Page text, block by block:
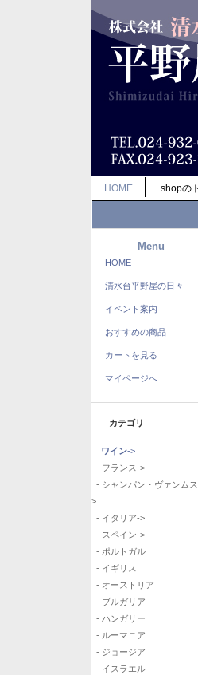
HOME shopの
Menu
HOME
清水台平野屋の日々
イベント案内
おすすめの商品
カートを見る
マイページへ
カテゴリ
ワイン->
- フランス->
- シャンパン・ヴァンム
>
- イタリア->
- スペイン->
- ポルトガル
- イギリス
- オーストリア
- ブルガリア
- ハンガリー
- ルーマニア
- ジョージア
- イスラエル